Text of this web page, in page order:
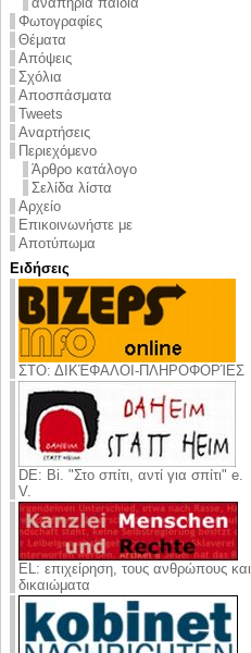
Φωτογραφίες
Θέματα
Απόψεις
Σχόλια
Αποσπάσματα
Tweets
Αναρτήσεις
Περιεχόμενο
Άρθρο κατάλογο
Σελίδα λίστα
Αρχείο
Επικοινωνήστε με
Αποτύπωμα
Ειδήσεις
ΣΤΟ: ΔΙΚΈΦΑΛΟΙ-ΠΛΗΡΟΦΟΡΊΕΣ
DE: Bi. "Στο σπίτι, αντί για σπίτι" e.
V.
EL: επιχείρηση, τους ανθρώπους και
δικαιώματα